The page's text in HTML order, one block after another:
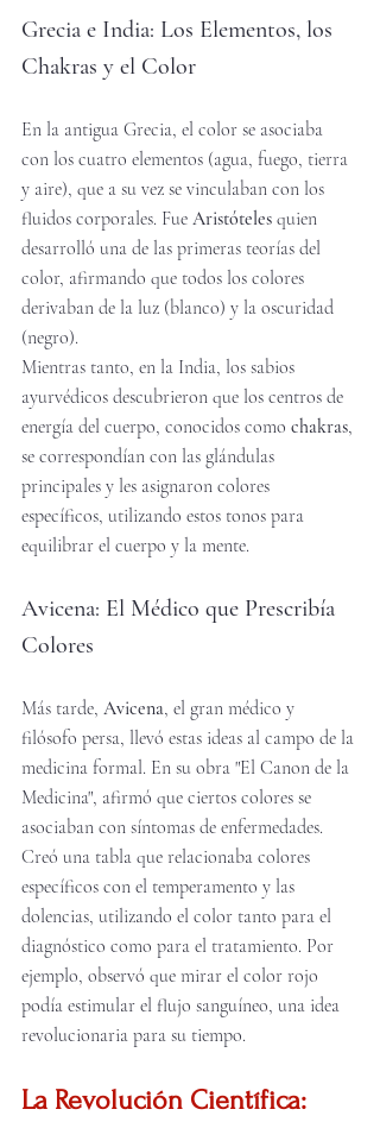
Grecia e India: Los Elementos, los
Chakras y el Color
En la antigua Grecia, el color se asociaba
con los cuatro elementos (agua, fuego, tierra
y aire), que a su vez se vinculaban con los
fluidos corporales. Fue Aristóteles quien
desarrolló una de las primeras teorías del
color, afirmando que todos los colores
derivaban de la luz (blanco) y la oscuridad
(negro).
Mientras tanto, en la India, los sabios
ayurvédicos descubrieron que los centros de
energía del cuerpo, conocidos como chakras,
se correspondían con las glándulas
principales y les asignaron colores
específicos, utilizando estos tonos para
equilibrar el cuerpo y la mente.
Avicena: El Médico que Prescribía
Colores
Más tarde, Avicena, el gran médico y
filósofo persa, llevó estas ideas al campo de la
medicina formal. En su obra "El Canon de la
Medicina", afirmó que ciertos colores se
asociaban con síntomas de enfermedades.
Creó una tabla que relacionaba colores
específicos con el temperamento y las
dolencias, utilizando el color tanto para el
diagnóstico como para el tratamiento. Por
ejemplo, observó que mirar el color rojo
podía estimular el flujo sanguíneo, una idea
revolucionaria para su tiempo.
La Revolución Científica: